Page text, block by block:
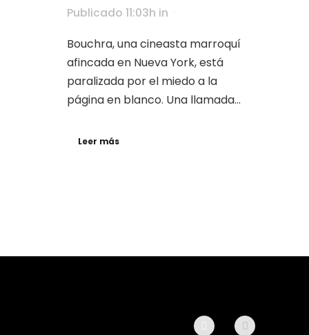
Publicado 11:03h in
Bouchra, una cineasta marroquí
afincada en Nueva York, está
paralizada por el miedo a la
página en blanco. Una llamada...
Leer más